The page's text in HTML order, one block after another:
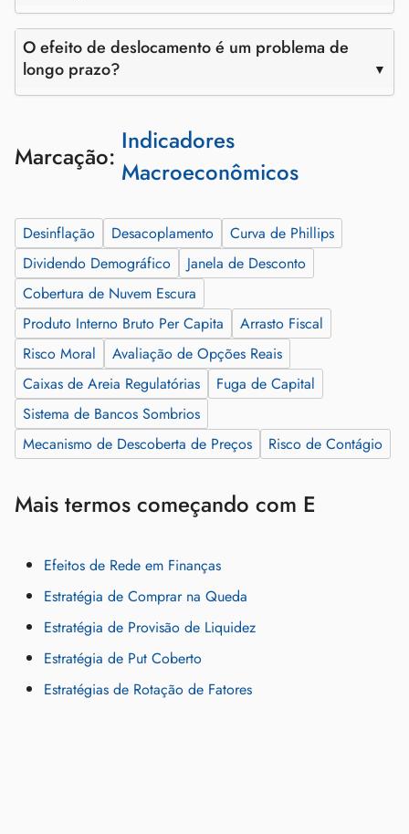
O efeito de deslocamento é um problema de
longo prazo?
Marcação: Indicadores
Macroeconômicos
Desinflação Desacoplamento
Curva de Phillips
Dividendo Demográfico
Janela de Desconto
Cobertura de Nuvem Escura
Produto Interno Bruto Per Capita
Arrasto Fiscal
Risco Moral
Avaliação de Opções Reais
Caixas de Areia Regulatórias
Fuga de Capital
Sistema de Bancos Sombrios
Mecanismo de Descoberta de Preços
Risco de Contágio
Mais termos começando com E
Efeitos de Rede em Finanças
Estratégia de Comprar na Queda
Estratégia de Provisão de Liquidez
Estratégia de Put Coberto
Estratégias de Rotação de Fatores